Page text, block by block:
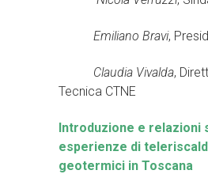
Emiliano Bravi,
Claudia Vivalda,
Tecnica CTNE
Introduzione e relazioni
esperienze di
geotermici in Toscana